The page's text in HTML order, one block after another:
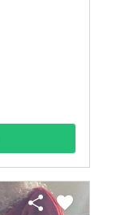
share favorite